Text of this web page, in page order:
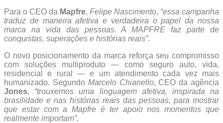
Para o CEO da Mapfre, Felipe Nascimento, “essa campanha
traduz de maneira afetiva e verdadeira o papel da nossa
marca na vida das pessoas. A MAPFRE faz parte de
conquistas, superações e histórias reais”.
O novo posicionamento da marca reforça seu compromisso
com soluções multiproduto — como seguro auto, vida,
residencial e rural — e um atendimento cada vez mais
humanizado. Segundo Marcelo Chianello, CEO da agência
Jones, “trouxemos uma linguagem afetiva, inspirada na
brasilidade e nas histórias reais das pessoas, para mostrar
que estar com a Mapfre é ter apoio nos momentos que
realmente importam”.